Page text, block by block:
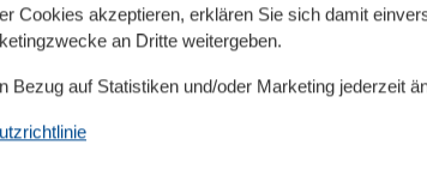
mit seinem herrlichen Sandstrand
die Ferienwohnungsvermittlung
Fewo 13, Fewo 14, Fewo 23, Fewo 32, Fewo
43, Fewo 49, Fewo 58).
Cookies akzeptieren, erklären Sie sich damit
an Dritte weitergeben.
Bezug auf Statistiken und/oder Marketing jederzeit